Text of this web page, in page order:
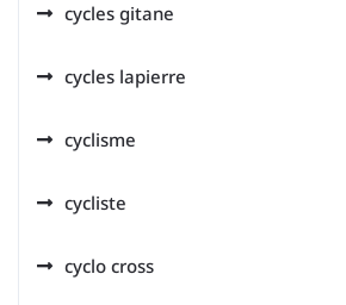
cycles gitane
cycles lapierre
cyclisme
cycliste
cyclo cross